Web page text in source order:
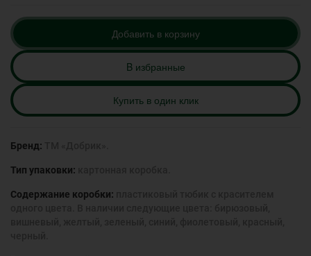
Добавить в корзину
B избранные
Купить в один клик
Бренд:
Тип упаковки:
Содержание коробки: